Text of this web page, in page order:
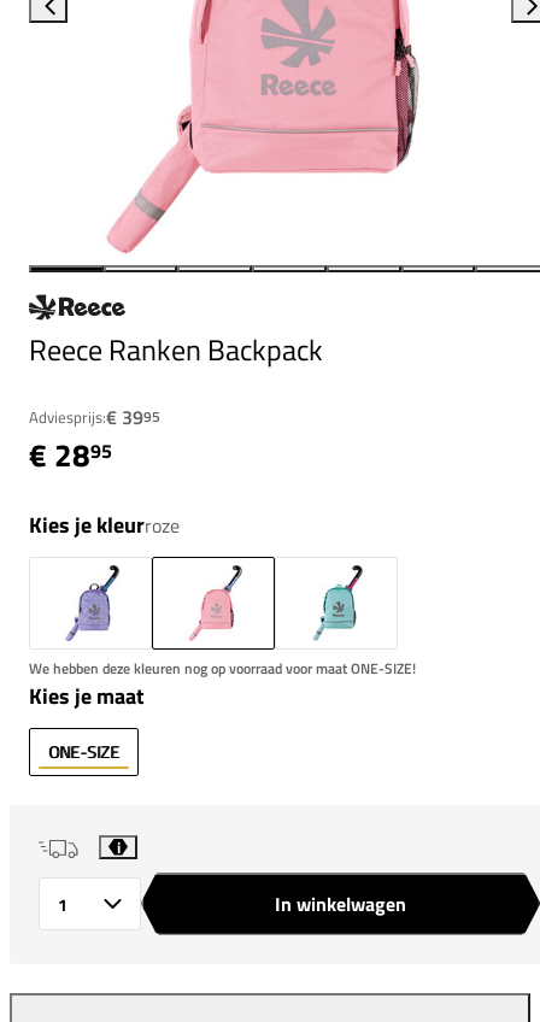
Reece Ranken Backpack
Adviesprijs:€ 3995
€ 2895
Kies je kleurroze
We hebben deze kleuren nog op voorraad voor maat ONE-SIZE!
Kies je maat
ONE-SIZE
i
In winkelwagen